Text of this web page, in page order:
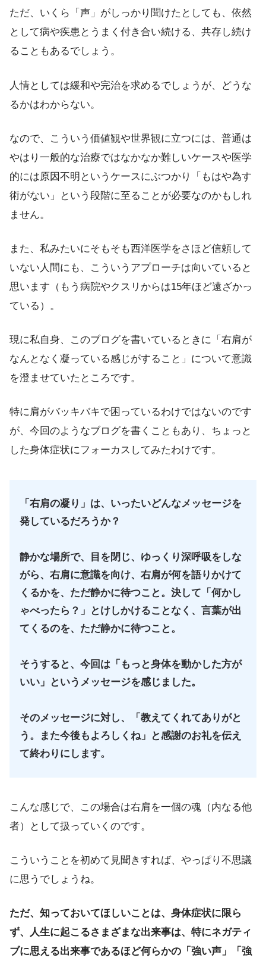
ただ、いくら「声」がしっかり聞けたとしても、依然
として病や疾患とうまく付き合い続ける、共存し続け
ることもあるでしょう。
人情としては緩和や完治を求めるでしょうが、どうな
るかはわからない。
なので、こういう価値観や世界観に立つには、普通は
やはり一般的な治療ではなかなか難しいケースや医学
的には原因不明というケースにぶつかり「もはや為す
術がない」という段階に至ることが必要なのかもしれ
ません。
また、私みたいにそもそも西洋医学をさほど信頼して
いない人間にも、こういうアプローチは向いていると
思います（もう病院やクスリからは15年ほど遠ざかっ
ている）。
現に私自身、このブログを書いているときに「右肩が
なんとなく凝っている感じがすること」について意識
を澄ませていたところです。
特に肩がバッキバキで困っているわけではないのです
が、今回のようなブログを書くこともあり、ちょっと
した身体症状にフォーカスしてみたわけです。
「右肩の凝り」は、いったいどんなメッセージを
発しているだろうか？
静かな場所で、目を閉じ、ゆっくり深呼吸をしな
がら、右肩に意識を向け、右肩が何を語りかけて
くるかを、ただ静かに待つこと。決して「何かし
ゃべったら？」とけしかけることなく、言葉が出
てくるのを、ただ静かに待つこと。
そうすると、今回は「もっと身体を動かした方が
いい」というメッセージを感じました。
そのメッセージに対し、「教えてくれてありがと
う。また今後もよろしくね」と感謝のお礼を伝え
て終わりにします。
こんな感じで、この場合は右肩を一個の魂（内なる他
者）として扱っていくのです。
こういうことを初めて見聞きすれば、やっぱり不思議
に思うでしょうね。
ただ、知っておいてほしいことは、身体症状に限ら
ず、人生に起こるさまざまな出来事は、特にネガティ
ブに思える出来事であるほど何らかの「強い声」「強